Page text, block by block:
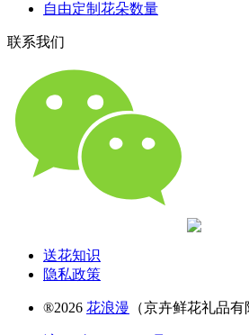
自由定制花朵数量
联系我们
送花知识
隐私政策
®2026 花浪漫 （京卉鲜花礼品有